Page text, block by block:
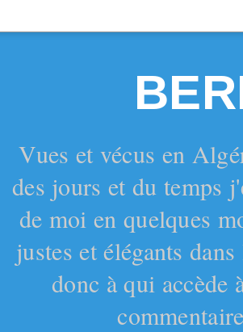
Vues et vécus en
des jours et du temps
de moi en quelques
justes et élégants
donc à qui accède